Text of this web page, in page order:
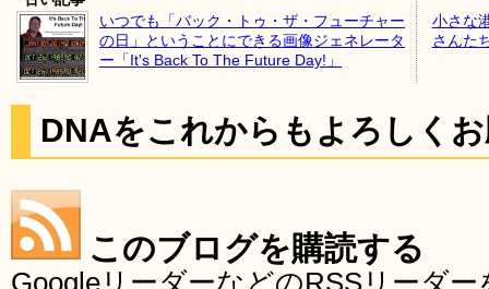
いつでも「バック・トゥ・ザ・フューチャー
の日」ということにできる画像ジェネレータ
ー「It's Back To The Future Day!」
小さな
さんた
DNAをこれからもよろしく
このブログを購読する
GoogleリーダーなどのRSSリーダ